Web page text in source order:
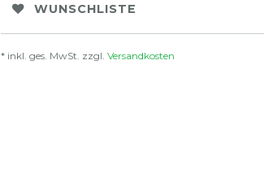
WUNSCHLISTE
* inkl. ges. MwSt. zzgl. Versandkosten